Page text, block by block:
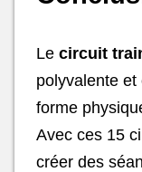
Le circuit
polyvalente
forme
Avec ces 15
créer des